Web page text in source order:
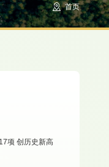
首页
华农获广东省哲社优秀成果奖17项 创历史新高